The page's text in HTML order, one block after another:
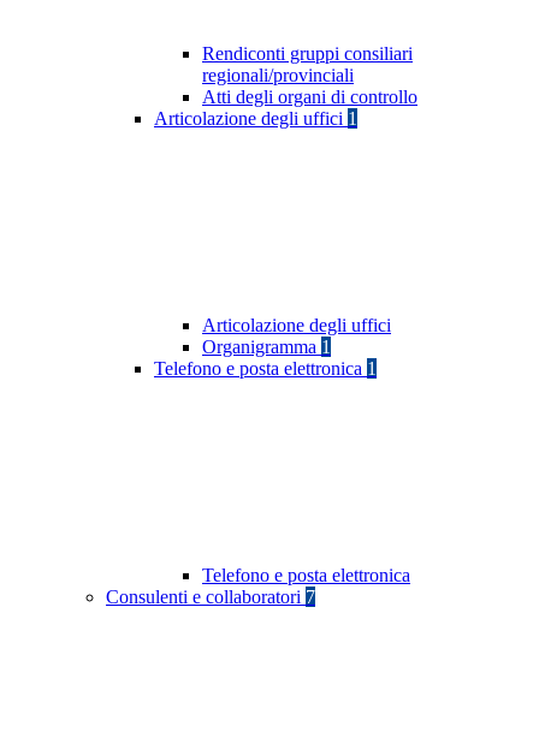
Rendiconti gruppi consiliari
regionali/provinciali
Atti degli organi di controllo
Articolazione degli uffici 1
Articolazione degli uffici
Organigramma 1
Telefono e posta elettronica 1
Telefono e posta elettronica
Consulenti e collaboratori 7